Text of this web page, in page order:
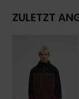
ZULETZT